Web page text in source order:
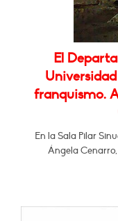
El
franquismo.
En la Sala Pilar
Ángela